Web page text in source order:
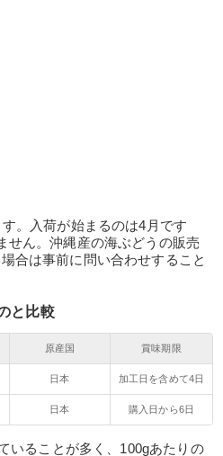
。入荷が始まるのは4月です
せん。沖縄産の海ぶどうの販売
合は事前に問い合わせすること
と比較
原産国 賞味期限
日本 加工日を含めて4日
日本 購入日から6日
いることが多く、100gあたりの